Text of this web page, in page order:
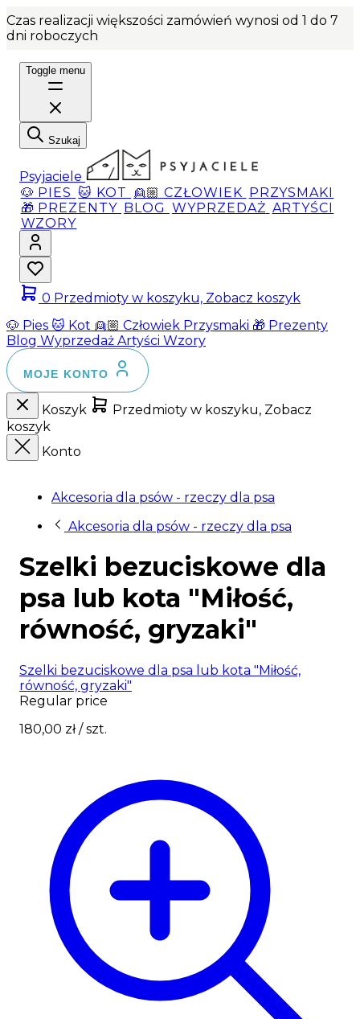
Czas realizacji większości zamówień wynosi od 1 do 7
dni roboczych
Toggle menu
Szukaj
Psyjaciele
🐶 PIES 🐱 KOT 👱🏼 CZŁOWIEK PRZYSMAKI
🎁 PREZENTY BLOG WYPRZEDAŻ ARTYŚCI
WZORY
0 Przedmioty w koszyku, Zobacz koszyk
🐶 Pies 🐱 Kot 👱🏼 Człowiek Przysmaki 🎁 Prezenty
Blog Wyprzedaż Artyści Wzory
MOJE KONTO
Koszyk
Przedmioty w koszyku, Zobacz
koszyk
Konto
Akcesoria dla psów - rzeczy dla psa
Akcesoria dla psów - rzeczy dla psa
Szelki bezuciskowe dla
psa lub kota "Miłość,
równość, gryzaki"
Szelki bezuciskowe dla psa lub kota "Miłość,
równość, gryzaki"
Regular price
180,00 zł/ szt.